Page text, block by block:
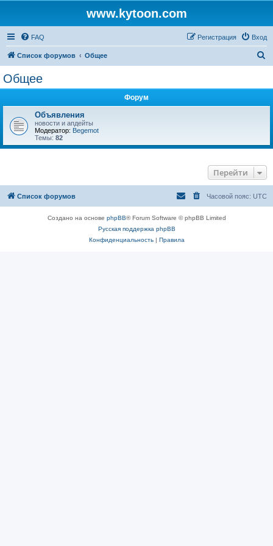
www.kytoon.com
FAQ Вход
Регистрация
Список форумов Общее
Общее
Форум
Объявления
новости и апдейты
Модератор: Begemot
Темы: 82
Перейти
Список форумов Часовой пояс: UTC
Создано на основе phpBB® Forum Software © phpBB Limited
Русская поддержка phpBB
Конфиденциальность| Правила